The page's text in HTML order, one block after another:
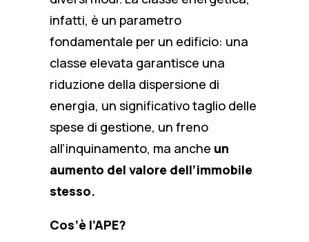
infatti, è un parametro
fondamentale per un edificio: una
classe elevata garantisce una
riduzione della dispersione di
energia, un significativo taglio delle
spese di gestione, un freno
all’inquinamento, ma anche un
aumento del valore dell’immobile
stesso.
Cos’è l’APE?